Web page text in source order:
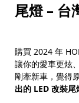
尾燈 – 台
購買 2024 年
讓你的愛車更炫
剛牽新車，覺得
出的 LED 改裝尾